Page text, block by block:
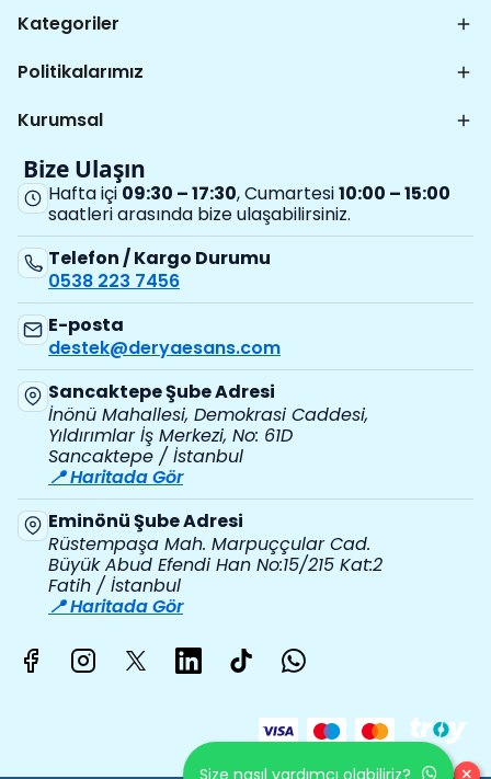
Kategoriler
Politikalarımız
Kurumsal
Bize Ulaşın
Hafta içi 09:30 – 17:30, Cumartesi10:00 – 15:00
saatleri arasında bize ulaşabilirsiniz.
Telefon / Kargo Durumu
0538 223 7456
E-posta
destek@deryaesans.com
Sancaktepe Şube Adresi
İnönü Mahallesi, Demokrasi Caddesi,
Yıldırımlar İş Merkezi, No: 61D
Sancaktepe / İstanbul
📍 Haritada Gör
Eminönü Şube Adresi
Rüstempaşa Mah. Marpuççular Cad.
Büyük Abud Efendi Han No:15/215 Kat:2
Fatih / İstanbul
📍 Haritada Gör
Size nasıl yardımcı olabiliriz?